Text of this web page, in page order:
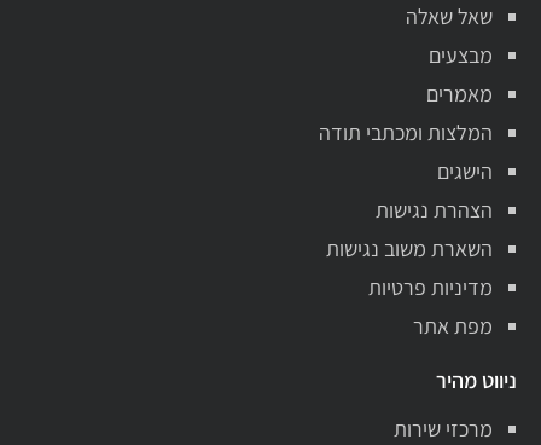
שאל שאלה
מבצעים
מאמרים
המלצות ומכתבי תודה
הישגים
הצהרת נגישות
השארת משוב נגישות
מדיניות פרטיות
מפת אתר
ניווט מהיר
מרכזי שירות